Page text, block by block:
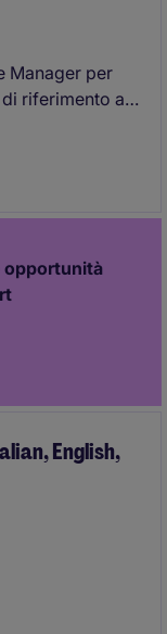
Manager per
riferimento a
opportunità
English,